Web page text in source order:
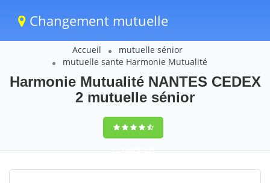
Changement mutuelle
Accueil
mutuelle sénior
mutuelle sante Harmonie Mutualité
Harmonie Mutualité NANTES CEDEX
2 mutuelle sénior
9,5(100%)219
votes